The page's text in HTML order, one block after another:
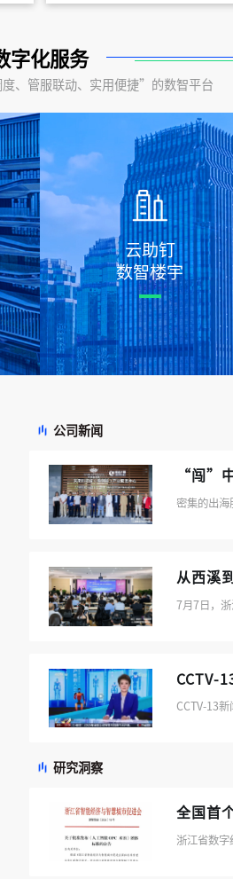
字化服务
、管服联动、实用便捷”的数智平台
云助钉
数智楼宇
公司新闻
“闯”
密集的出海
从西溪
研究洞察